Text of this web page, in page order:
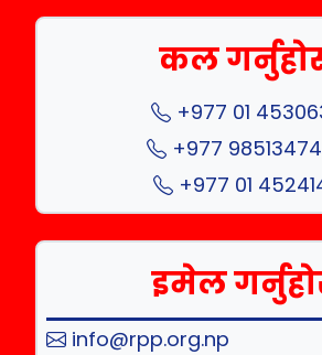
कल
+977 01
+977
+977 01
इमेल
info@rpp.org.np